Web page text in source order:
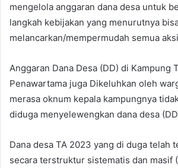
mengelola anggaran dana desa untuk
langkah kebijakan yang menurutnya
melancarkan/mempermudah semua
Anggaran Dana Desa (DD) di Kampung
Penawartama juga Dikeluhkan oleh
merasa oknum kepala kampungnya
diduga menyelewengkan dana desa
Dana desa TA 2023 yang di duga telah
secara terstruktur sistematis dan masif